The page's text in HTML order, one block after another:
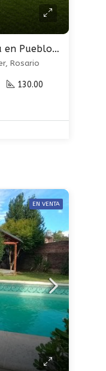
Casa en venta c/ cochera en Pueblo Esther
Rosario
130.00
EN VENTA